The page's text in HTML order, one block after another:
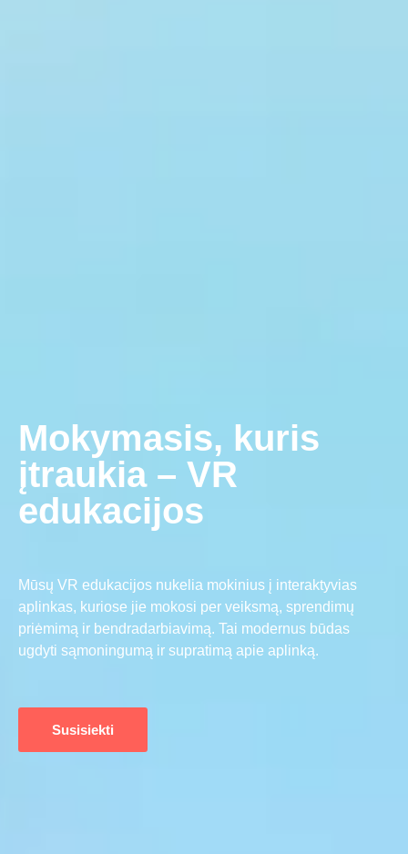
Mokymasis, kuris
įtraukia – VR
edukacijos
Mūsų VR edukacijos nukelia mokinius į interaktyvias
aplinkas, kuriose jie mokosi per veiksmą, sprendimų
priėmimą ir bendradarbiavimą. Tai modernus būdas
ugdyti sąmoningumą ir supratimą apie aplinką.
Susisiekti